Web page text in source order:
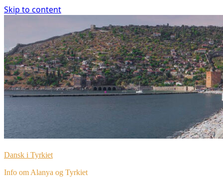
Skip to content
Dansk i Tyrkiet
Info om Alanya og Tyrkiet